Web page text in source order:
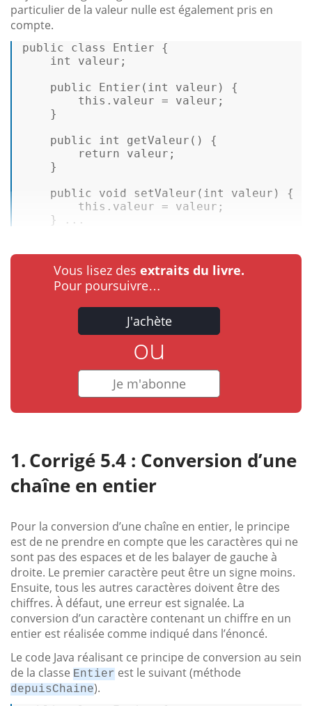
particulier de la valeur nulle est également pris en
compte.
public class Entier {
int
valeur;
public
Entier ( int valeur )
{
this .valeur = valeur;
}
public
int getValeur ()
{
return valeur;
}
public
void setValeur ( int valeur )
{
this .valeur = valeur;
} ...
Vous lisez des extraits du livre.
Pour poursuivre…
J'achète
ou
Je m'abonne
Corrigé 5.4 : Conversion d’une
chaîne en entier
Pour la conversion d’une chaîne en entier, le principe
est de ne prendre en compte que les caractères qui ne
sont pas des espaces et de les balayer de gauche à
droite. Le premier caractère peut être un signe moins.
Ensuite, tous les autres caractères doivent être des
chiffres. À défaut, une erreur est signalée. La
conversion d’un caractère contenant un chiffre en un
entier est réalisée comme indiqué dans l’énoncé.
Le code Java réalisant ce principe de conversion au sein
de la classe Entier est le suivant (méthode
depuisChaine).